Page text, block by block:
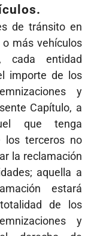
de tránsito en
más vehículos
cada entidad
importe de los
y
Capítulo, a
que tenga
los terceros no
la reclamación
aquella a
estará
de los
y